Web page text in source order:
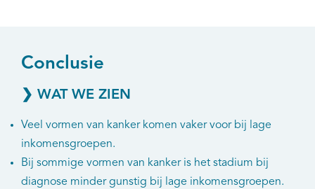
Conclusie
❯ WAT WE ZIEN
Veel vormen van kanker komen vaker voor bij lage
inkomensgroepen.
Bij sommige vormen van kanker is het stadium bij
diagnose minder gunstig bij lage inkomensgroepen.